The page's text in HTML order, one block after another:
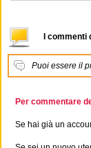
I commenti
Puoi essere il
Per commentare
Se hai già un